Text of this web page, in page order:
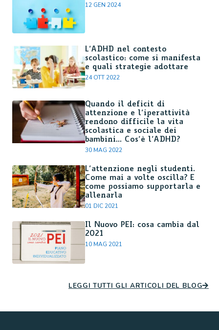
12 GEN 2024
L’ADHD nel contesto
scolastico: come si manifesta
e quali strategie adottare
24 OTT 2022
Quando il deficit di
attenzione e l’iperattività
rendono difficile la vita
scolastica e sociale dei
bambini… Cos’è l’ADHD?
30 MAG 2022
L’attenzione negli studenti.
Come mai a volte oscilla? E
come possiamo supportarla e
allenarla
01 DIC 2021
Il Nuovo PEI: cosa cambia dal
2021
10 MAG 2021
LEGGI TUTTI GLI ARTICOLI DEL BLOG